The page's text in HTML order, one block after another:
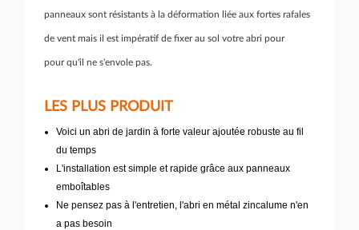
panneaux sont résistants à la déformation liée aux fortes rafales
de vent mais il est impératif de fixer au sol votre abri pour
pour qu'il ne s'envole pas.
LES PLUS PRODUIT
Voici un abri de jardin à forte valeur ajoutée robuste au fil
du temps
L'installation est simple et rapide grâce aux panneaux
emboîtables
Ne pensez pas à l'entretien, l'abri en métal zincalume n'en
a pas besoin